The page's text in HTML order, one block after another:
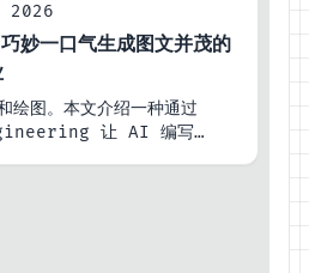
2026
妙一口气生成图文并茂的
绘图。本文介绍一种通过
让 AI 编写